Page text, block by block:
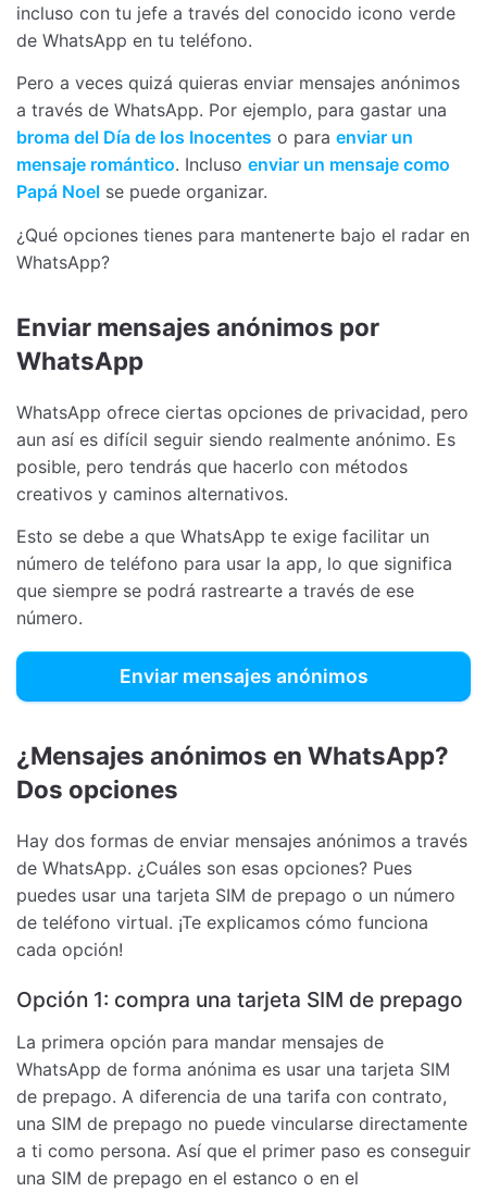
incluso con tu jefe a través del conocido icono verde
de WhatsApp en tu teléfono.
Pero a veces quizá quieras enviar mensajes anónimos
a través de WhatsApp. Por ejemplo, para gastar una
broma del Día de los Inocentes o para enviar un
mensaje romántico. Incluso enviar un mensaje como
Papá Noel se puede organizar.
¿Qué opciones tienes para mantenerte bajo el radar en
WhatsApp?
Enviar mensajes anónimos por
WhatsApp
WhatsApp ofrece ciertas opciones de privacidad, pero
aun así es difícil seguir siendo realmente anónimo. Es
posible, pero tendrás que hacerlo con métodos
creativos y caminos alternativos.
Esto se debe a que WhatsApp te exige facilitar un
número de teléfono para usar la app, lo que significa
que siempre se podrá rastrearte a través de ese
número.
Enviar mensajes anónimos
¿Mensajes anónimos en WhatsApp?
Dos opciones
Hay dos formas de enviar mensajes anónimos a través
de WhatsApp. ¿Cuáles son esas opciones? Pues
puedes usar una tarjeta SIM de prepago o un número
de teléfono virtual. ¡Te explicamos cómo funciona
cada opción!
Opción 1: compra una tarjeta SIM de prepago
La primera opción para mandar mensajes de
WhatsApp de forma anónima es usar una tarjeta SIM
de prepago. A diferencia de una tarifa con contrato,
una SIM de prepago no puede vincularse directamente
a ti como persona. Así que el primer paso es conseguir
una SIM de prepago en el estanco o en el